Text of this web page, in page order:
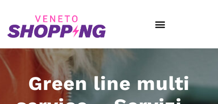
Green line multi